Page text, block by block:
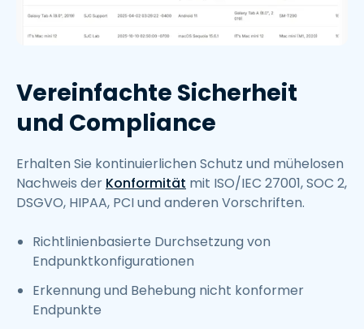
Vereinfachte Sicherheit
und Compliance
Erhalten Sie kontinuierlichen Schutz und mühelosen
Nachweis der Konformität mit ISO/IEC 27001, SOC 2,
DSGVO, HIPAA, PCI und anderen Vorschriften.
Richtlinienbasierte Durchsetzung von
Endpunktkonfigurationen
Erkennung und Behebung nicht konformer
Endpunkte